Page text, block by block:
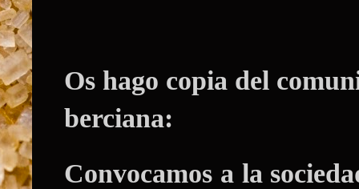
Os hago copia del
berciana:
Convocamos a la